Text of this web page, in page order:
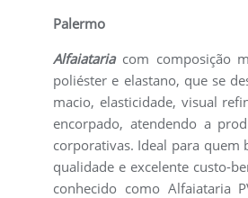
Palermo
Alfaiatariacom composição
poliéster e elastano, que se
macio, elasticidade, visual
encorpado, atendendo a
corporativas. Ideal para quem
qualidade e excelente custo-
conhecido como Alfaiataria